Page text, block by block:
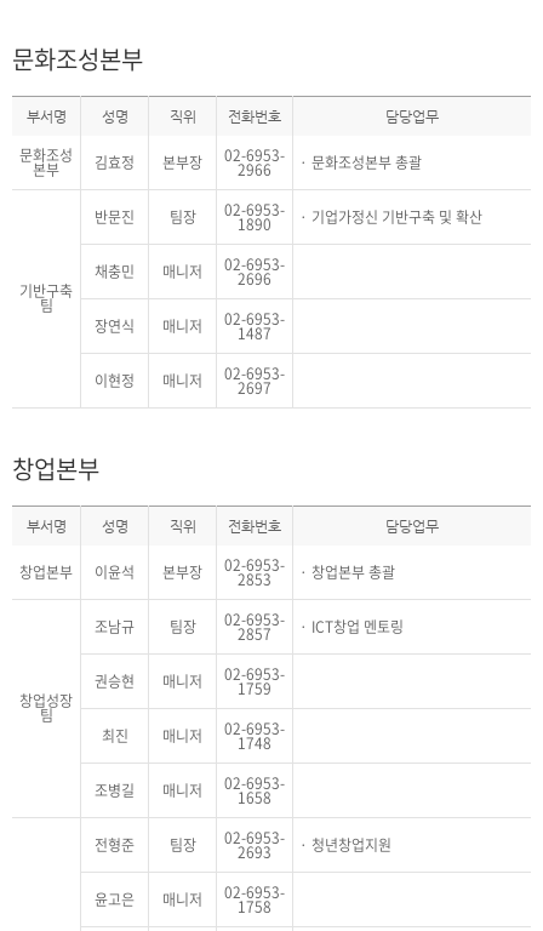
문화조성본부
부서명 성명 직위 전화번호 담당업무
문화조성
본부 김효정 본부장 02-6953-
2966 문화조성본부 총괄
기반구축
팀
반문진 팀장 02-6953-
1890 기업가정신 기반구축 및 확산
채충민 매니저 02-6953-
2696
장연식 매니저 02-6953-
1487
이현정 매니저 02-6953-
2697
창업본부
부서명 성명 직위 전화번호 담당업무
창업본부 이윤석 본부장 02-6953-
2853 창업본부 총괄
창업성장
팀
조남규 팀장 02-6953-
2857 ICT창업 멘토링
권승현 매니저 02-6953-
1759
최진 매니저 02-6953-
1748
조병길 매니저 02-6953-
1658
전형준 팀장 02-6953-
2693 청년창업지원
윤고은 매니저 02-6953-
1758